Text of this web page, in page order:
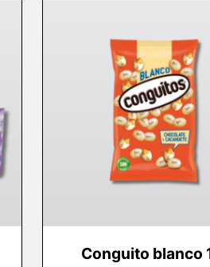
Conguito blanco